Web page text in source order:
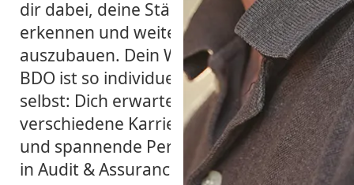
dir dabei, deine Stärken zu
erkennen und weiter
auszubauen. Dein Weg bei
BDO ist so individuell wie du
selbst: Dich erwarten
verschiedene Karrierestufen
und spannende Perspektiven
in Audit & Assurance, Tax &